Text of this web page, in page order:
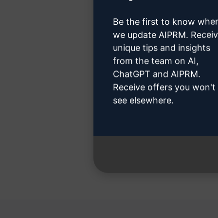
Be the first to know
we update AIPRM.
unique tips and insights
from the team on AI,
ChatGPT and AIPRM.
Receive offers you won't
see elsewhere.